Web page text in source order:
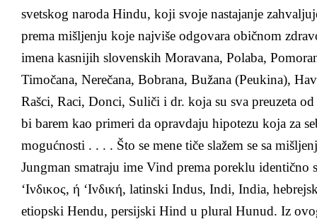
svetskog naroda Hindu, koji svoje nastajanje
prema mišljenju koje najviše odgovara običnom
imena kasnijih slovenskih Moravana, Polaba,
Timočana, Nerečana, Bobrana, Bužana (Peukina),
Rašci, Raci, Donci, Suliči i dr. koja su sva preuzeta
bi barem kao primeri da opravdaju hipotezu koja za
mogućnosti . . . . Što se mene tiče slažem se sa
Jungman smatraju ime Vind prema poreklu identično
‘Ινδικος, ή ‘Ινδική, latinski Indus, Indi, India,
etiopski Hendu, persijski Hind u plural Hunud. Iz